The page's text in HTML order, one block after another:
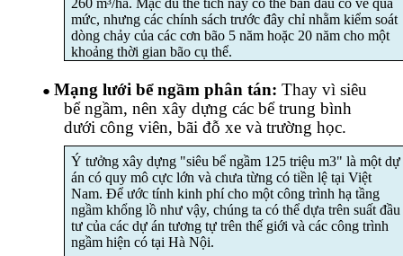
260 m³/ha. Mặc dù thể tích này có thể ban đầu có vẻ quá
mức, nhưng các chính sách trước đây chỉ nhằm kiểm soát
dòng chảy của các cơn bão 5 năm hoặc 20 năm cho một
khoảng thời gian bão cụ thể.
● Mạng lưới bể ngầm phân tán: Thay vì siêu
bể ngầm, nên xây dựng các bể trung bình
dưới công viên, bãi đỗ xe và trường học.
Ý tưởng xây dựng "siêu bể ngầm 125 triệu m3" là một dự
án có quy mô cực lớn và chưa từng có tiền lệ tại Việt
Nam. Để ước tính kinh phí cho một công trình hạ tầng
ngầm khổng lồ như vậy, chúng ta có thể dựa trên suất đầu
tư của các dự án tương tự trên thế giới và các công trình
ngầm hiện có tại Hà Nội.